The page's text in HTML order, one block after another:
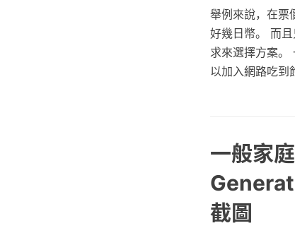
舉例來說，在票
好幾日幣。 而
求來選擇方案。
以加入網路吃到
一般家
截圖